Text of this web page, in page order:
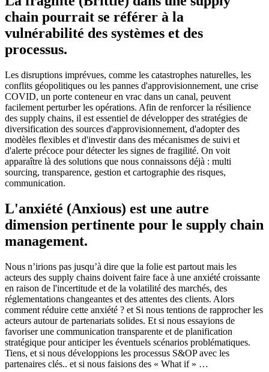
chain pourrait se référer à la
vulnérabilité des systèmes et des
processus.
Les disruptions imprévues, comme les catastrophes naturelles, les
conflits géopolitiques ou les pannes d'approvisionnement, une crise
COVID, un porte conteneur en vrac dans un canal, peuvent
facilement perturber les opérations. Afin de renforcer la résilience
des supply chains, il est essentiel de développer des stratégies de
diversification des sources d'approvisionnement, d'adopter des
modèles flexibles et d'investir dans des mécanismes de suivi et
d'alerte précoce pour détecter les signes de fragilité. On voit
apparaître là des solutions que nous connaissons déjà : multi
sourcing, transparence, gestion et cartographie des risques,
communication.
L'anxiété (Anxious) est une autre
dimension pertinente pour le supply chain
management.
Nous n’irions pas jusqu’à dire que la folie est partout mais les
acteurs des supply chains doivent faire face à une anxiété croissante
en raison de l'incertitude et de la volatilité des marchés, des
réglementations changeantes et des attentes des clients. Alors
comment réduire cette anxiété ? et Si nous tentions de rapprocher les
acteurs autour de partenariats solides. Et si nous essayions de
favoriser une communication transparente et de planification
stratégique pour anticiper les éventuels scénarios problématiques.
Tiens, et si nous développions les processus S&OP avec les
partenaires clés.. et si nous faisions des « What if » …